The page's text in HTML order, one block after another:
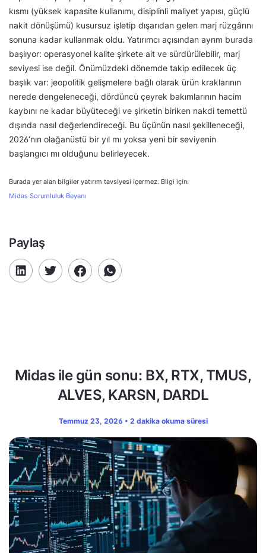
kısmı (yüksek kapasite kullanımı, disiplinli maliyet yapısı, güçlü
nakit dönüşümü) kusursuz işletip dışarıdan gelen marj rüzgârını
sonuna kadar kullanmak oldu. Yatırımcı açısından ayrım burada
başlıyor: operasyonel kalite şirkete ait ve sürdürülebilir, marj
seviyesi ise değil. Önümüzdeki dönemde takip edilecek üç
başlık var: jeopolitik gelişmelere bağlı olarak ürün kraklarının
nerede dengeleneceği, dördüncü çeyrek bakımlarının hacim
kaybını ne kadar büyüteceği ve şirketin biriken nakdi temettü
dışında nasıl değerlendireceği. Bu üçünün nasıl şekilleneceği,
2026’nın olağanüstü bir yıl mı yoksa yeni bir seviyenin
başlangıcı mı olduğunu belirleyecek.
Burada yer alan bilgiler yatırım tavsiyesi içermez. Bilgi için:
Midas Sorumluluk Beyanı
Paylaş
Midas ile gün sonu: BX, RTX, TMUS,
ALVES, KARSN, DARDL
Temmuz 23, 2026 • 2 dakika okuma süresi